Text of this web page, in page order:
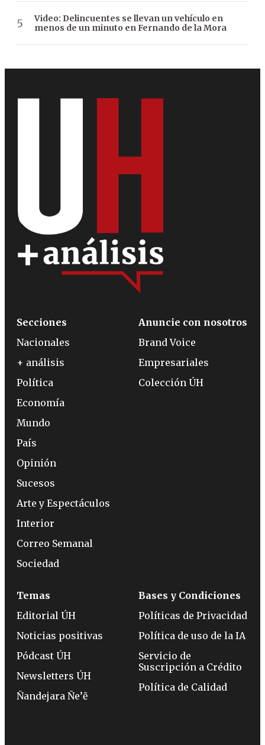
Video: Delincuentes se llevan un vehículo en
menos de un minuto en Fernando de la Mora
Secciones
Nacionales
+ análisis
Política
Economía
Mundo
País
Opinión
Sucesos
Arte y Espectáculos
Interior
Correo Semanal
Sociedad
Anuncie con nosotros
Brand Voice
Empresariales
Colección ÚH
Temas
Editorial ÚH
Noticias positivas
Pódcast ÚH
Newsletters ÚH
Ñandejara Ñe’ẽ
Bases y Condiciones
Políticas de Privacidad
Política de uso de la IA
Servicio de
Suscripción a Crédito
Política de Calidad